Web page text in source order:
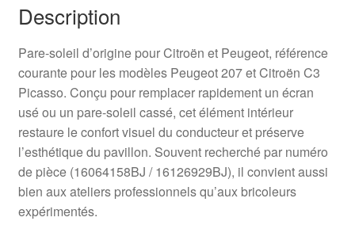
Description
Pare-soleil d’origine pour Citroën et Peugeot, référence
courante pour les modèles Peugeot 207 et Citroën C3
Picasso. Conçu pour remplacer rapidement un écran
usé ou un pare-soleil cassé, cet élément intérieur
restaure le confort visuel du conducteur et préserve
l’esthétique du pavillon. Souvent recherché par numéro
de pièce (16064158BJ / 16126929BJ), il convient aussi
bien aux ateliers professionnels qu’aux bricoleurs
expérimentés.